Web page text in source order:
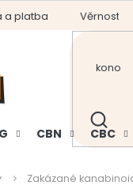
a platba Věrnostní
HLEDAT
CBN CBC
Zakázané